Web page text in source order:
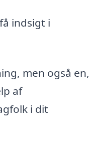
indsigt i
men også en,
af
i dit